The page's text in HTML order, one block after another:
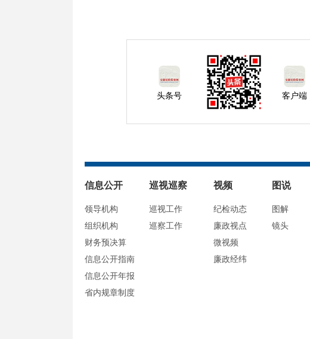
头条号 客户端
信息公开
领导机构
组织机构
财务预决算
信息公开指南
信息公开年报
省内规章制度
巡视巡察
巡视工作
巡察工作
视频
纪检动态
廉政视点
微视频
廉政经纬
图说
图解
镜头